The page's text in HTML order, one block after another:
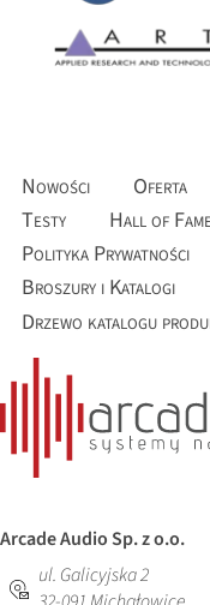
Nowości Oferta
Testy
Hall of
Polityka Prywatności
Broszury i Katalogi
Drzewo katalogu
Arcade Audio Sp. z o.o.
ul. Galicyjska 2